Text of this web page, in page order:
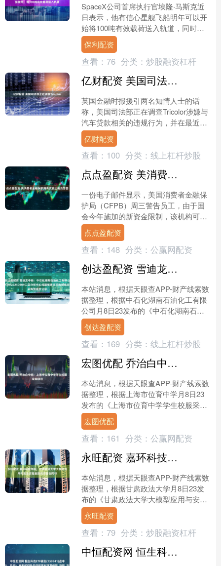
SpaceX公司首席执行官埃隆·马斯克近
日表示，他有信心星舰飞船明年可以开
始将100吨有效载荷送入轨道，同时实
现完全可重复使用。 在9月9日的All-In峰
会上....
保利配资
查看： 76 分类： 炒股融资杠杆
亿财配资 美国司法部正在调查Tricolor
英国金融时报援引两名知情人士的话
称，美国司法部正在调查Tricolor涉嫌与
汽车贷款相关的违规行为，并在最近几
周联系了与该公司接近的人士。 焦点之
一是Trico....
亿财配资
查看： 100 分类： 线上杠杆炒股
点点盈配资 美消费者金融保护局再次发出裁员警告
一份电子邮件显示，美国消费者金融保
护局（CFPB）周三警告员工，由于国
会今年施加的新资金限制，该机构可能
很快需要裁减部分员工。 据两名知情人
士透露，这一消息宣布....
点点盈配资
查看： 148 分类： 公赢网配资
创达盈配资 雪迪龙中标：中石化湖南石油化工有限公司DYZW20250809二区分析中心线路板询比采购预成交公示
本站消息，根据天眼查APP-财产线索数
据整理，根据中石化湖南石油化工有限
公司月8日23发布的《中石化湖南石油
化工有限公司DYZW20250809二区分析
中心线路....
创达盈配资
查看： 169 分类： 线上杠杆炒股
宏图优配 乔治白中标：上海市位育中学学生校服采购项目
本站消息，根据天眼查APP-财产线索数
据整理，根据上海市位育中学月8日23
发布的《上海市位育中学学生校服采购
项目》内容显示，浙江乔治白服饰股份
有限公司中标，详情....
宏图优配
查看： 161 分类： 公赢网配资
永旺配资 嘉环科技中标：甘肃政法大学大模型应用与安全实验室建设项目合同书
本站消息，根据天眼查APP-财产线索数
据整理，根据甘肃政法大学月8日23发
布的《甘肃政法大学大模型应用与安全
实验室建设项目合同书》内容显示，嘉
环科技股份有限公司....
永旺配资
查看： 79 分类： 炒股融资杠杆
中恒配资网 恒生科技ETF嘉实(159741)盘中上涨2.54%，机构：港股或迎来估值和盈利双重修复_指数_市场_流动性